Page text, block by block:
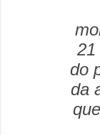
21
do
da